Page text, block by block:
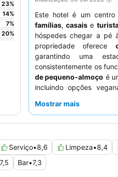
Este hotel é um centro
famílias,casais e
hóspedes chegar a pé
propriedade oferece
garantindo uma
consistentemente os
de pequeno-almoço é
incluindo opções
Mostrar mais
Serviço•8,6 Limpeza•8,4
7,5 Bar•7,3
23%
14%
7%
20%